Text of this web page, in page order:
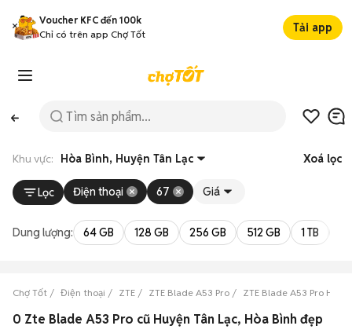
Voucher KFC đến 100k
Chỉ có trên app Chợ Tốt
Tải app
Khu vực: Hòa Bình, Huyện Tân Lạc Xoá lọc
Lọc Điện thoại 67 Giá
Dung lượng: 64 GB 128 GB 256 GB 512 GB 1 TB
Chợ Tốt Điện thoại ZTE ZTE Blade A53 Pro ZTE Blade A53 Pro Hòa
0 Zte Blade A53 Pro cũ Huyện Tân Lạc, Hòa Bình đẹp